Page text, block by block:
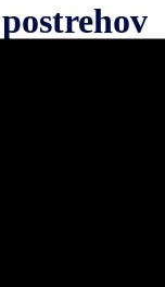
minimis, pričom
od 170 mil. do 670
na S&P sa
takže hovoríme o
od 0,04 % do 0,17
pretože
od hedžingu cez